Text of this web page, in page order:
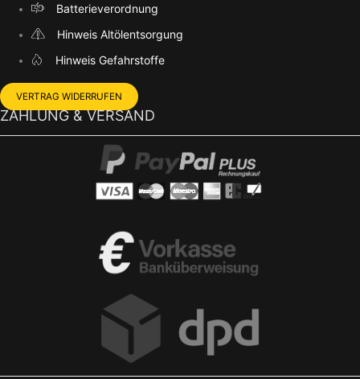
Batterieverordnung
Hinweis Altölentsorgung
Hinweis Gefahrstoffe
VERTRAG WIDERRUFEN
ZAHLUNG & VERSAND